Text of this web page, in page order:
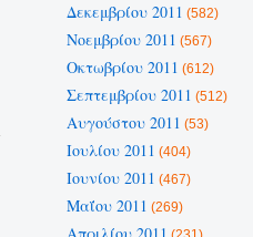
Δεκεμβρίου 2011 (582)
Νοεμβρίου 2011 (567)
Οκτωβρίου 2011 (612)
Σεπτεμβρίου 2011 (512)
Αυγούστου 2011 (53)
Ιουλίου 2011 (404)
Ιουνίου 2011 (467)
Μαΐου 2011 (269)